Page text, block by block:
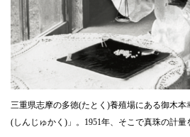
三重県志摩の多徳(たとく)養殖場にある御木
(しんじゅかく)」。1951年、そこで真珠の計量